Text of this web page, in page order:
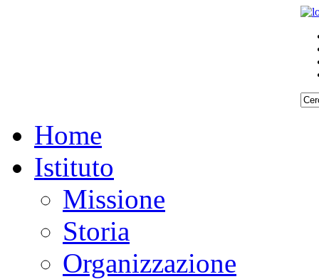
Home
Istituto
Missione
Storia
Organizzazione